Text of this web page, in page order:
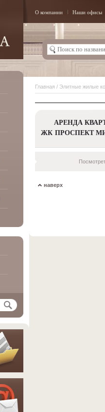
О компании Наши офисы
Главная / Элитные жилые
АРЕНДА
ЖК ПРОСПЕКТ
наверх